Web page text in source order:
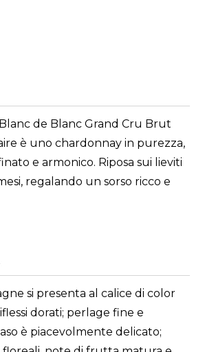
de Blanc Grand Cru Brut
è uno chardonnay in purezza,
e armonico. Riposa sui lieviti
regalando un sorso ricco e
si presenta al calice di color
dorati; perlage fine e
è piacevolmente delicato;